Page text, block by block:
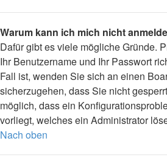
Warum kann ich mich nicht
Dafür gibt es viele mögliche Gründe.
Ihr Benutzername und Ihr Passwort
Fall ist, wenden Sie sich an einen
sicherzugehen, dass Sie nicht
möglich, dass ein
vorliegt, welches ein Administrator
Nach oben